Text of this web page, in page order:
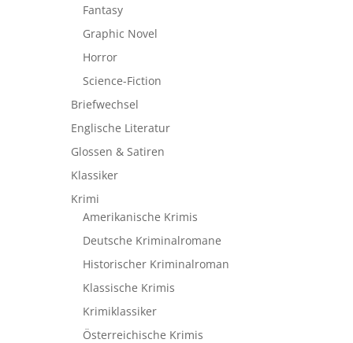
Fantasy
Graphic Novel
Horror
Science-Fiction
Briefwechsel
Englische Literatur
Glossen & Satiren
Klassiker
Krimi
Amerikanische Krimis
Deutsche Kriminalromane
Historischer Kriminalroman
Klassische Krimis
Krimiklassiker
Österreichische Krimis